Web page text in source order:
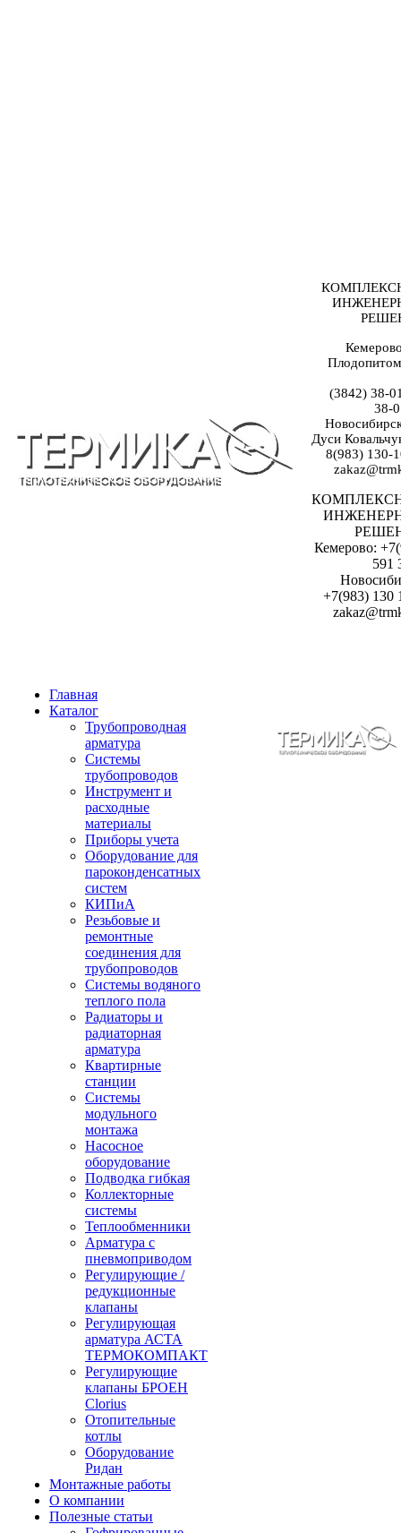
(3842) 38-
38-
Дуси
8(983) 130-
Кемерово:
591
+7(983) 130
Главная
Каталог
Трубопроводная
арматура
Системы
трубопроводов
Инструмент и
расходные
материалы
Приборы учета
Оборудование для
пароконденсатных
систем
КИПиА
Резьбовые и
ремонтные
соединения для
трубопроводов
Системы водяного
теплого пола
Радиаторы и
радиаторная
арматура
Квартирные
станции
Системы
модульного
монтажа
Насосное
оборудование
Подводка гибкая
Коллекторные
системы
Теплообменники
Арматура с
пневмоприводом
Регулирующие /
редукционные
клапаны
Регулирующая
арматура АСТА
ТЕРМОКОМПАКТ
Регулирующие
клапаны БРОЕН
Clorius
Отопительные
котлы
Оборудование
Ридан
Монтажные работы
О компании
Полезные статьи